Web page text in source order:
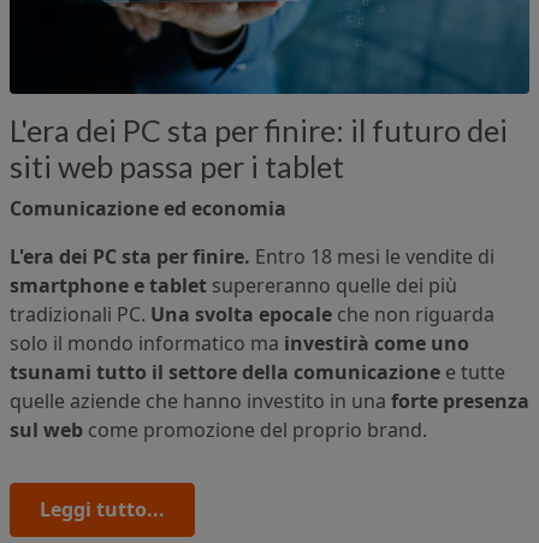
L'era dei PC sta per finire: il futuro dei
siti web passa per i tablet
Comunicazione ed economia
L'era dei PC sta per finire. Entro 18 mesi le vendite di
smartphone e tablet supereranno quelle dei più
tradizionali PC. Una svolta epocale che non riguarda
solo il mondo informatico ma investirà come uno
tsunami tutto il settore della comunicazione e tutte
quelle aziende che hanno investito in una forte presenza
sul web come promozione del proprio brand.
Leggi tutto...